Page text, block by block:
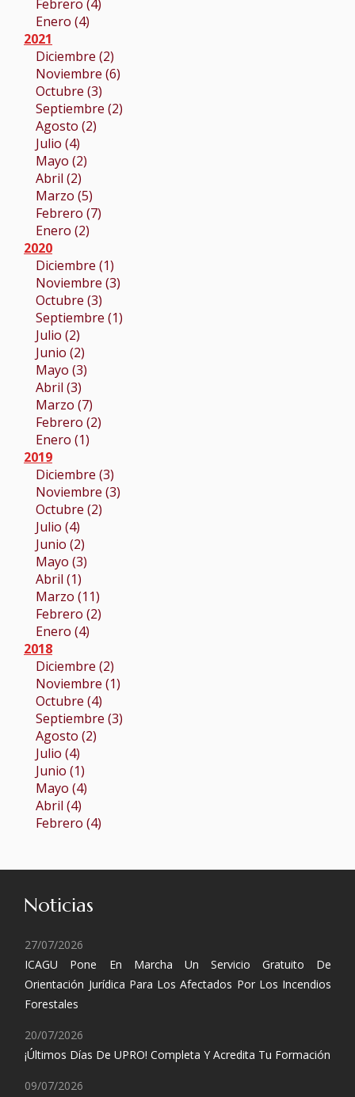
Febrero (4)
Enero (4)
2021
Diciembre (2)
Noviembre (6)
Octubre (3)
Septiembre (2)
Agosto (2)
Julio (4)
Mayo (2)
Abril (2)
Marzo (5)
Febrero (7)
Enero (2)
2020
Diciembre (1)
Noviembre (3)
Octubre (3)
Septiembre (1)
Julio (2)
Junio (2)
Mayo (3)
Abril (3)
Marzo (7)
Febrero (2)
Enero (1)
2019
Diciembre (3)
Noviembre (3)
Octubre (2)
Julio (4)
Junio (2)
Mayo (3)
Abril (1)
Marzo (11)
Febrero (2)
Enero (4)
2018
Diciembre (2)
Noviembre (1)
Octubre (4)
Septiembre (3)
Agosto (2)
Julio (4)
Junio (1)
Mayo (4)
Abril (4)
Febrero (4)
Noticias
27/07/2026
ICAGU Pone En Marcha Un Servicio Gratuito De
Orientación Jurídica Para Los Afectados Por Los Incendios
Forestales
20/07/2026
¡Últimos Días De UPRO! Completa Y Acredita Tu Formación
09/07/2026